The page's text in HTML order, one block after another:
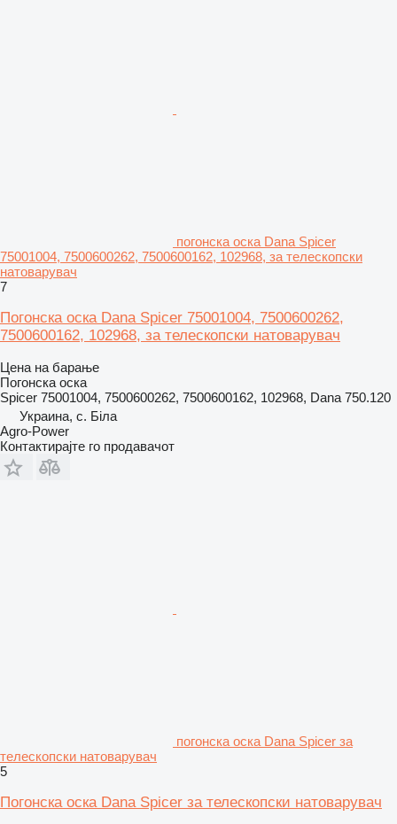
погонска оска Dana Spicer
75001004, 7500600262, 7500600162, 102968, за телескопски
натоварувач
7
Погонска оска Dana Spicer 75001004, 7500600262,
7500600162, 102968, за телескопски натоварувач
Цена на барање
Погонска оска
Spicer 75001004, 7500600262, 7500600162, 102968, Dana 750.120
Украина, с. Біла
Agro-Power
Контактирајте го продавачот
погонска оска Dana Spicer за
телескопски натоварувач
5
Погонска оска Dana Spicer за телескопски натоварувач